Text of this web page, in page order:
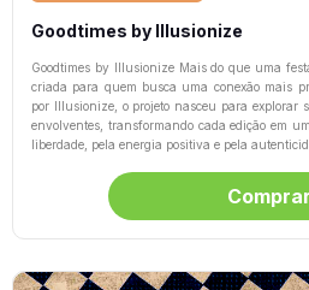
Goodtimes by Illusionize
Goodtimes by Illusionize Mais do que uma
criada para quem busca uma conexão mais
por Illusionize, o projeto nasceu para explorar
envolventes, transformando cada edição em
liberdade, pela energia positiva e pela
Comprar